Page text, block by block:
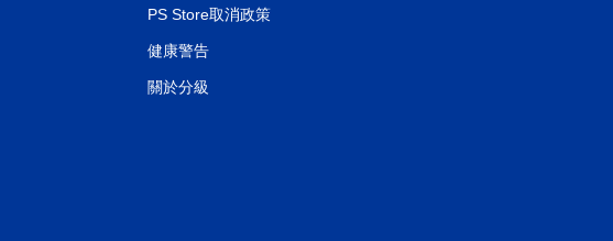
PS Store取消政策
健康警告
關於分級